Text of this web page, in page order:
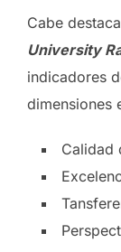
Cabe
University
indicadores
dimensiones
Calidad